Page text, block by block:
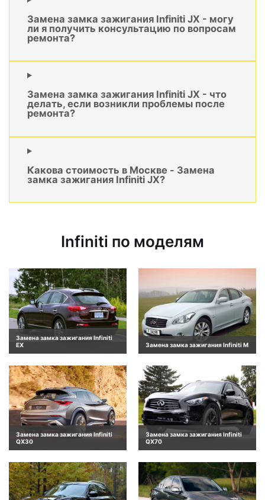
Замена замка зажигания Infiniti JX - могу
ли я получить консультацию по вопросам
ремонта?
Замена замка зажигания Infiniti JX - что
делать, если возникли проблемы после
ремонта?
Какова стоимость в Москве - Замена
замка зажигания Infiniti JX?
Infiniti по моделям
Замена замка зажигания Infiniti
EX
Замена замка зажигания Infiniti M
Замена замка зажигания Infiniti
QX30
Замена замка зажигания Infiniti
QX70